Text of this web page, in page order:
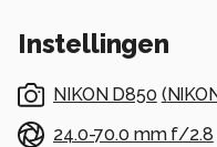
Instellingen
NIKON D850 (
24.0-70.0 mm f/2.8